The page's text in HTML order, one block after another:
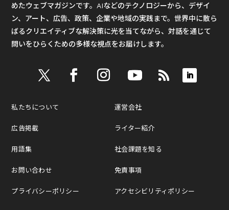
めたウェブマガジンです。AIなどのテクノロジーから、デザイ
ン、アート、広告、政策、企業や地域の実践まで。世界中に散ら
ばるクリエイティブな解決策に光を当てながら、対話を通じて
問いをひらくための多様な視点をお届けします。
私たちについて
広告掲載
用語集
お問い合わせ
プライバシーポリシー
運営会社
ライター紹介
社会課題を知る
免責事項
アクセシビリティポリシー